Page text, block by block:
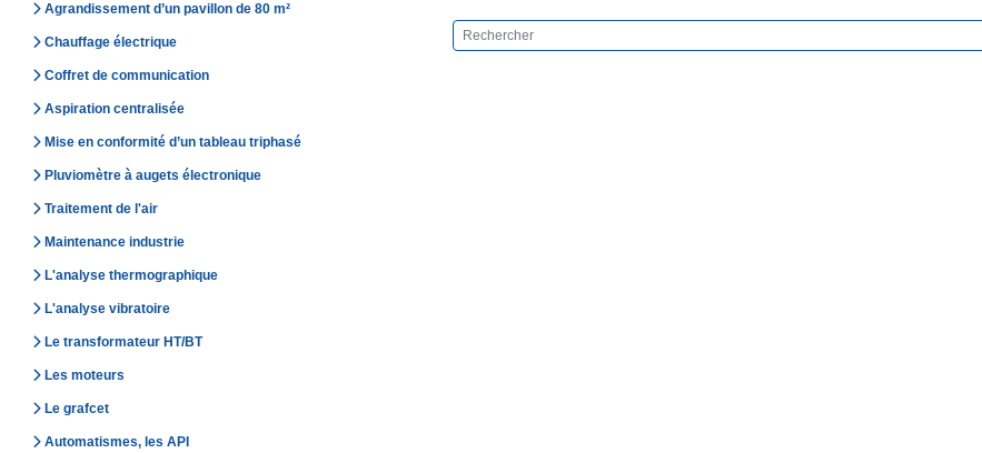
Agrandissement d’un pavillon de 80 m²
Chauffage électrique
Coffret de communication
Aspiration centralisée
Mise en conformité d’un tableau triphasé
Pluviomètre à augets électronique
Traitement de l'air
Maintenance industrie
L'analyse thermographique
L'analyse vibratoire
Le transformateur HT/BT
Les moteurs
Le grafcet
Automatismes, les API